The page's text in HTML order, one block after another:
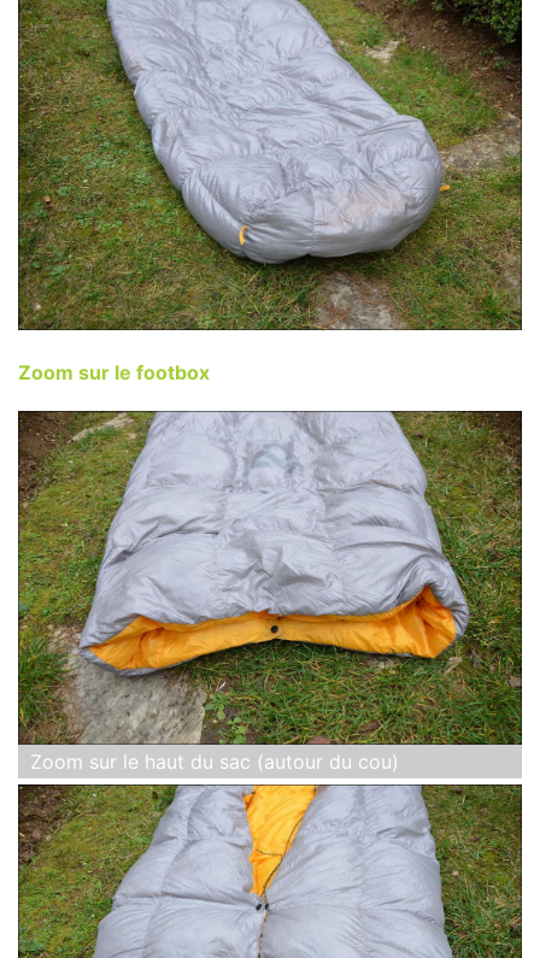
Zoom sur le footbox
Zoom sur le haut du sac (autour du cou)